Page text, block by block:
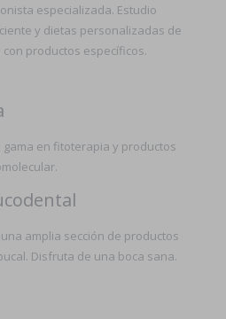
especializada. Estudio
y dietas personalizadas de
productos específicos.
en fitoterapia y productos
amplia sección de productos
Disfruta de una boca sana.